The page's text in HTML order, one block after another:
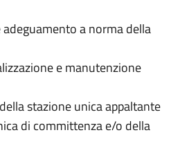
a norma della
e manutenzione
stazione unica appaltante
di committenza e/o della